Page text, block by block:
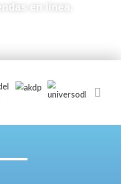
en línea.